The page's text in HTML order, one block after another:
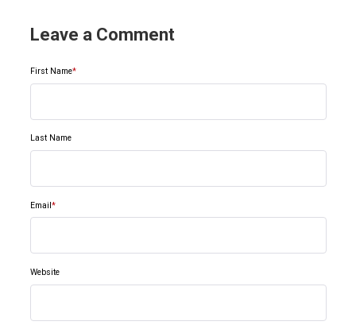
Leave a Comment
First Name*
Last Name
Email*
Website